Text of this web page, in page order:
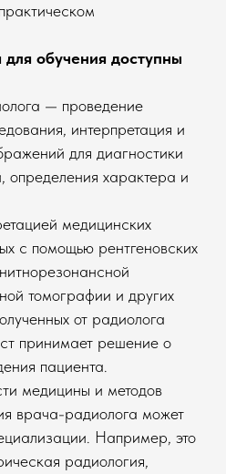
обучения доступны
— проведение
интерпретация и
для диагностики
определения характера и
медицинских
с помощью рентгеновских
томографии и других
от радиолога
принимает решение о
пациента.
медицины и методов
врача-радиолога может
Например, это
радиология,